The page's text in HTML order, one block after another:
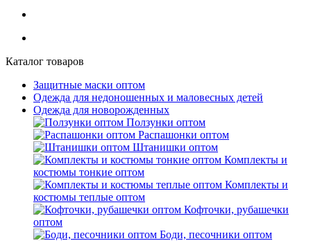
Каталог товаров
Защитные маски оптом
Одежда для недоношенных и маловесных детей
Одежда для новорожденных
Ползунки оптом
Распашонки оптом
Штанишки оптом
Комплекты и
костюмы тонкие оптом
Комплекты и
костюмы теплые оптом
Кофточки, рубашечки
оптом
Боди, песочники оптом